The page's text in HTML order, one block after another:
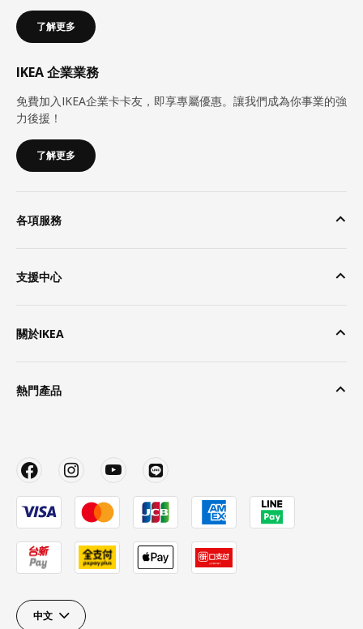
了解更多
IKEA 企業業務
免費加入IKEA企業卡卡友，即享專屬優惠。讓我們成為你事業的強
力後援！
了解更多
各項服務
支援中心
關於IKEA
熱門產品
中文